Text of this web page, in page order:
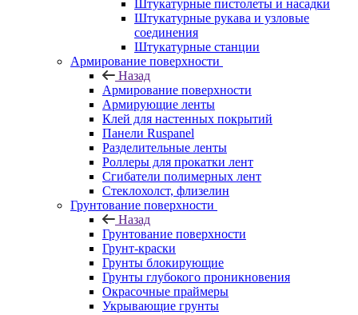
Штукатурные пистолеты и насадки
Штукатурные рукава и узловые
соединения
Штукатурные станции
Армирование поверхности
Назад
Армирование поверхности
Армирующие ленты
Клей для настенных покрытий
Панели Ruspanel
Разделительные ленты
Роллеры для прокатки лент
Сгибатели полимерных лент
Стеклохолст, флизелин
Грунтование поверхности
Назад
Грунтование поверхности
Грунт-краски
Грунты блокирующие
Грунты глубокого проникновения
Окрасочные праймеры
Укрывающие грунты